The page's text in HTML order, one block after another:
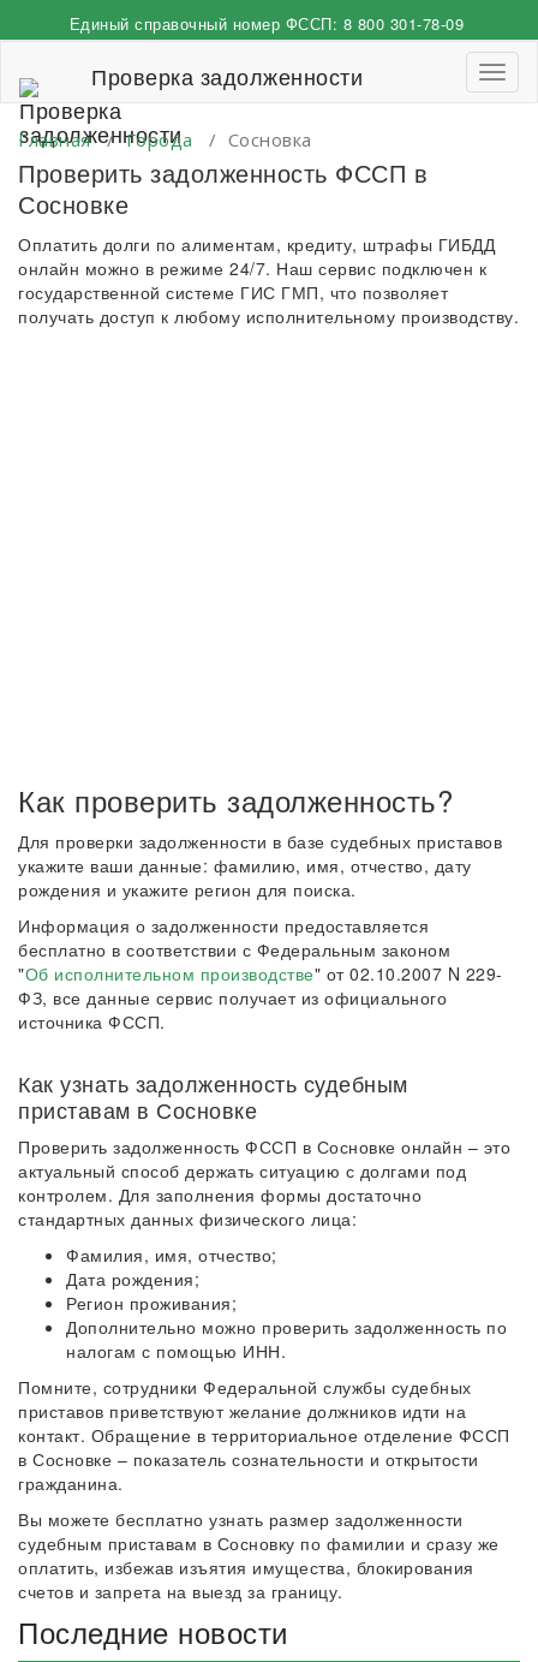
к
Единый справочный номер ФССП: 8 800 301-78-09
Проверка задолженности
Главная/Города / Сосновка
Проверить задолженность ФССП в
Сосновке
Оплатить долги по алиментам, кредиту, штрафы ГИБДД
онлайн можно в режиме 24/7. Наш сервис подключен к
государственной системе ГИС ГМП, что позволяет
получать доступ к любому исполнительному производству.
Как проверить задолженность?
Для проверки задолженности в базе судебных приставов
укажите ваши данные: фамилию, имя, отчество, дату
рождения и укажите регион для поиска.
Информация о задолженности предоставляется
бесплатно в соответствии с Федеральным законом
"Об исполнительном производстве" от 02.10.2007 N 229-
ФЗ, все данные сервис получает из официального
источника ФССП.
Как узнать задолженность судебным
приставам в Сосновке
Проверить задолженность ФССП в Сосновке онлайн – это
актуальный способ держать ситуацию с долгами под
контролем. Для заполнения формы достаточно
стандартных данных физического лица:
Фамилия, имя, отчество;
Дата рождения;
Регион проживания;
Дополнительно можно проверить задолженность по
налогам с помощью ИНН.
Помните, сотрудники Федеральной службы судебных
приставов приветствуют желание должников идти на
контакт. Обращение в территориальное отделение ФССП
в Сосновке – показатель сознательности и открытости
гражданина.
Вы можете бесплатно узнать размер задолженности
судебным приставам в Сосновку по фамилии и сразу же
оплатить, избежав изъятия имущества, блокирования
счетов и запрета на выезд за границу.
Последние новости